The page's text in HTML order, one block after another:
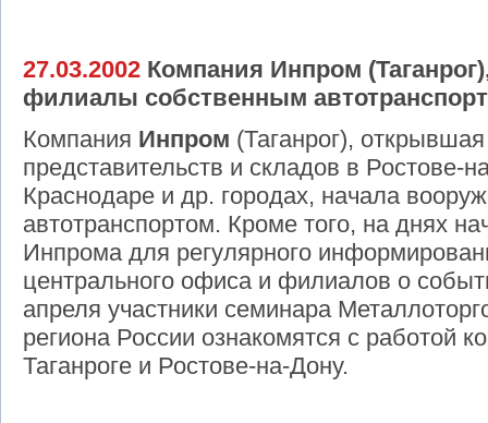
27.03.2002 Компания Инпром
филиалы собственным
Компания Инпром (Таганрог),
представительств и складов в Ростове-
Краснодаре и др. городах, начала
автотранспортом. Кроме того, на днях
Инпрома для регулярного
центрального офиса и филиалов о
апреля участники семинара
региона России ознакомятся с работой
Таганроге и Ростове-на-Дону.